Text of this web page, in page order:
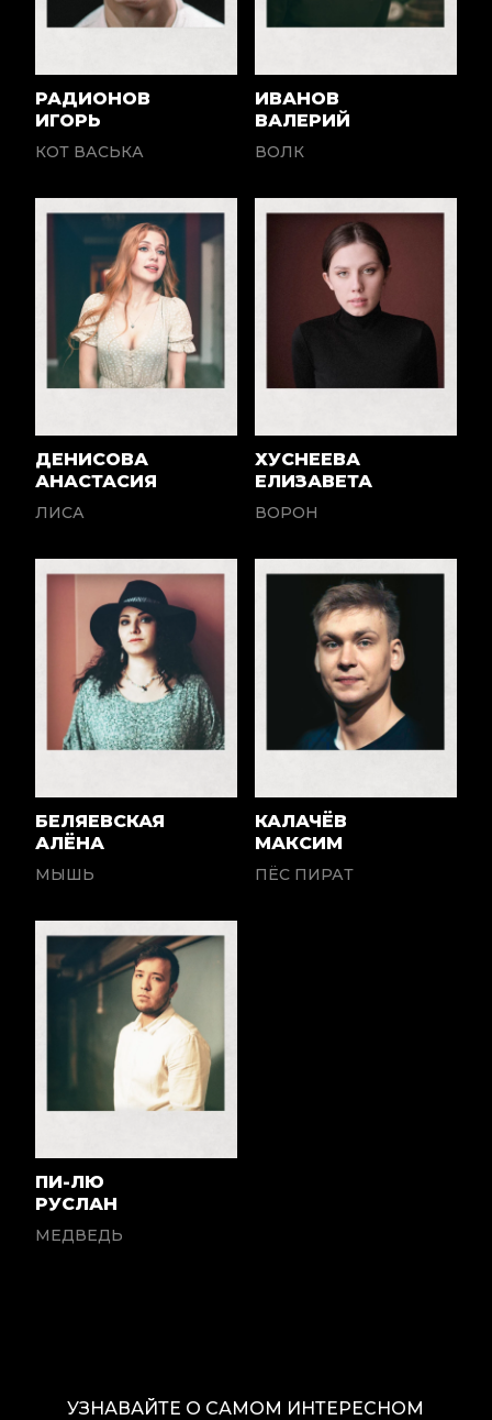
РАДИОНОВ
ИГОРЬ
КОТ ВАСЬКА
ИВАНОВ
ВАЛЕРИЙ
ВОЛК
ДЕНИСОВА
АНАСТАСИЯ
ЛИСА
ХУСНЕЕВА
ЕЛИЗАВЕТА
ВОРОН
БЕЛЯЕВСКАЯ
АЛЁНА
МЫШЬ
КАЛАЧЁВ
МАКСИМ
ПЁС ПИРАТ
ПИ-ЛЮ
РУСЛАН
МЕДВЕДЬ
УЗНАВАЙТЕ О САМОМ ИНТЕРЕСНОМ